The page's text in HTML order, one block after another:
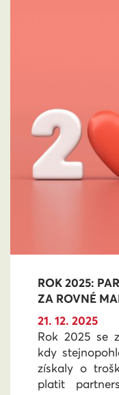
ROK 2025:
ZA ROVNÉ
21. 12. 2025
Rok 2025 se
kdy
získaly o
platit